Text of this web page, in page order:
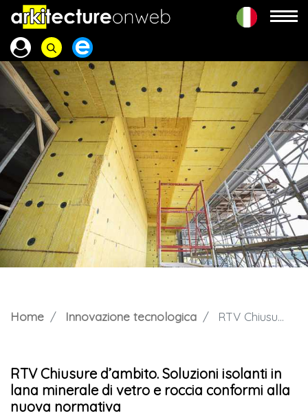
Home Innovazione tecnologica RTV Chiusure d’ambito. Soluzioni isolanti in lana minerale di vetro e roccia conformi alla nuova normativa
RTV Chiusure d’ambito. Soluzioni isolanti in
lana minerale di vetro e roccia conformi alla
nuova normativa